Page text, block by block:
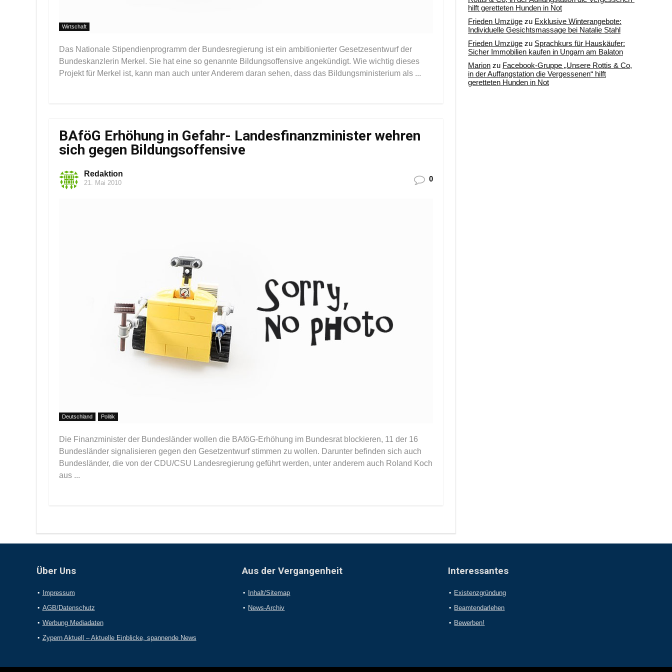
Wirtschaft
Das Nationale Stipendienprogramm der Bundesregierung ist ein ambitionierter Gesetzesentwurf der
Bundeskanzlerin Merkel. Sie hat eine so genannte Bildungsoffensive angekündigt. Wie wichtig dieses
Projekt für Merkel ist, kann man auch unter Anderem daran sehen, dass das Bildungsministerium als ...
BAföG Erhöhung in Gefahr- Landesfinanzminister wehren
sich gegen Bildungsoffensive
Redaktion
21. Mai 2010 0
Deutschland Politik
Die Finanzminister der Bundesländer wollen die BAföG-Erhöhung im Bundesrat blockieren, 11 der 16
Bundesländer signalisieren gegen den Gesetzentwurf stimmen zu wollen. Darunter befinden sich auch
Bundesländer, die von der CDU/CSU Landesregierung geführt werden, unter anderem auch Roland Koch
aus ...
hilft geretteten Hunden in Not
Frieden Umzüge zu Exklusive Winterangebote:
Individuelle Gesichtsmassage bei Natalie Stahl
Frieden Umzüge zu Sprachkurs für Hauskäufer:
Sicher Immobilien kaufen in Ungarn am Balaton
Marion zu Facebook-Gruppe „Unsere Rottis & Co,
in der Auffangstation die Vergessenen“ hilft
geretteten Hunden in Not
Über Uns
Impressum
AGB/Datenschutz
Werbung Mediadaten
Zypern Aktuell – Aktuelle Einblicke, spannende News
Aus der Vergangenheit
Inhalt/Sitemap
News-Archiv
Interessantes
Existenzgründung
Beamtendarlehen
Bewerben!